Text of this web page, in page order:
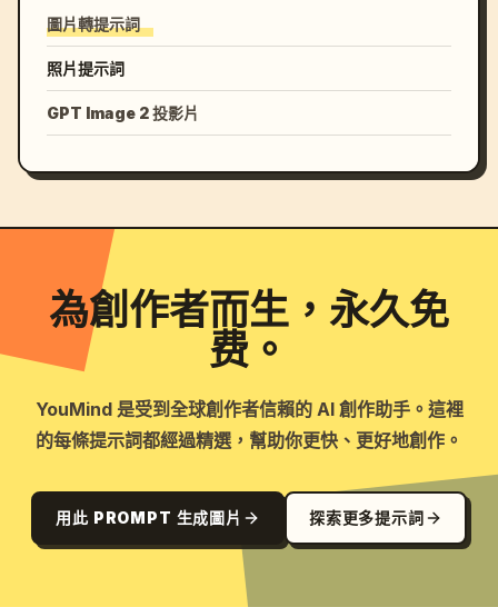
圖片轉提示詞
照片提示詞
GPT Image 2 投影片
為創作者而生，永久免
费。
YouMind 是受到全球創作者信賴的 AI 創作助手。這裡
的每條提示詞都經過精選，幫助你更快、更好地創作。
用此 PROMPT 生成圖片 探索更多提示詞